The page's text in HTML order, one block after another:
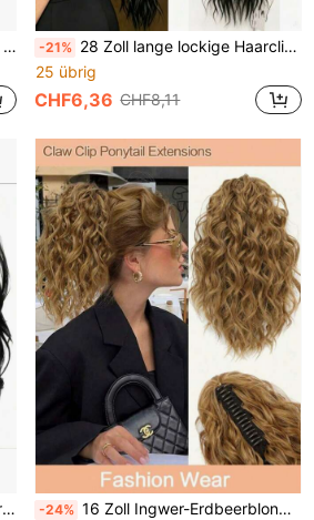
-21% 28 Zoll lange lockige Haarclip-Pferdeschwanz-Haarverlängerungen, natürliches schwarzes synthetisches kinky lockiges Haarstück, hitzebeständiges flauschiges Haarstück für Frauen für den täglichen Gebrauch & Partys Urlaub Haaraccessoires
25 übrig
CHF6,36 CHF8,11
Lange gestufte große wellige Haarverlängerung mit Haarspange, natürliche schwarze synthetische lockige Pferdeschwanz-Perücke, einfach zu installierendes Haarteil für Frauen für den täglichen Gebrauch und Dates
-24% 16 Zoll Ingwer-Erdbeerblond lockiger Pferdeschwanz Haarstück, synthetische flauschige Clip-In Pferdeschwanz Verlängerung für Frauen zum täglichen Tragen, Party, Dating, hitzebeständige Kunsthaare, Ingwer-Erdbeerblond / Hellgoldbraun lockiger Pferdeschwanz Sommer Haarzubehör Urlaub Haarspangen